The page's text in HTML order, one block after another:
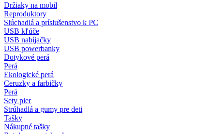
Držiaky na mobil
Reproduktory
Slúchadlá a príslušenstvo k PC
USB kľúče
USB nabíjačky
USB powerbanky
Dotykové perá
Perá
Ekologické perá
Ceruzky a farbičky
Perá
Sety pier
Strúhadlá a gumy pre deti
Tašky
Nákupné tašky